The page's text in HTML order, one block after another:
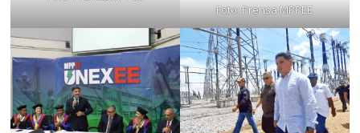
Foto: Prensa MPPEE